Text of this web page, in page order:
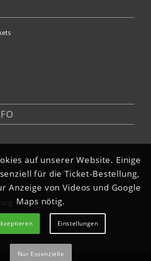
auf unserer Website. Einige
für die Ticket-Bestellung,
Anzeige von Videos und Google
Maps nötig.
Einstellungen
Nur Essenzielle